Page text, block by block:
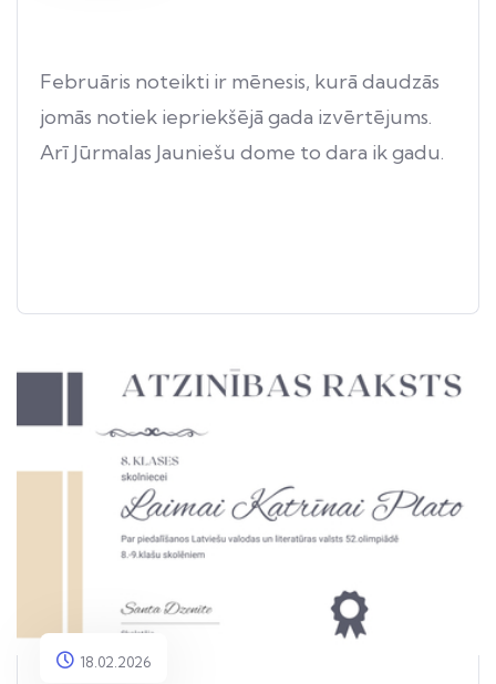
Februāris noteikti ir mēnesis, kurā daudzās
jomās notiek iepriekšējā gada izvērtējums.
Arī Jūrmalas Jauniešu dome to dara ik gadu.
18.02.2026